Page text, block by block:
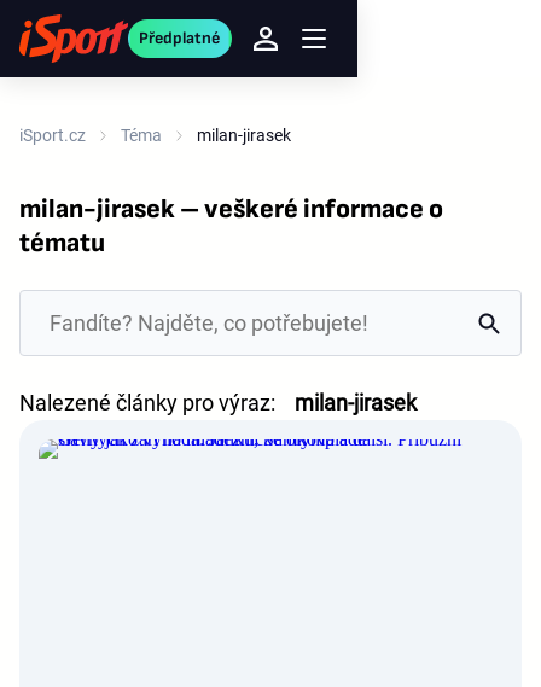
Předplatné
iSport.cz Téma milan-jirasek
milan-jirasek – veškeré informace o
tématu
Nalezené články pro výraz: milan-jirasek